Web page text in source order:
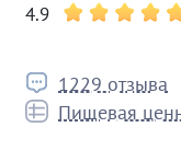
4.9
1229 отзыва
Пищевая